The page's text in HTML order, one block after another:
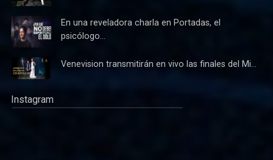
En una reveladora charla en Portadas, el
psicólogo...
Venevision transmitirán en vivo las finales del Mi...
Instagram